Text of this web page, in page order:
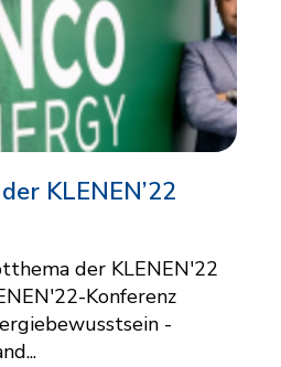
KLENEN’22
der KLENEN'22
Konferenz
-